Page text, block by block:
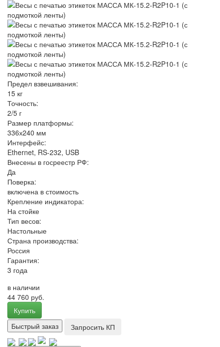
Предел взвешивания:
15 кг
Точность:
2/5 г
Размер платформы:
336х240 мм
Интерфейс:
Ethernet, RS-232, USB
Внесены в госреестр РФ:
Да
Поверка:
включена в стоимость
Крепление индикатора:
На стойке
Тип весов:
Настольные
Страна производства:
Россия
Гарантия:
3 года
в наличии
44 760 руб.
Купить
Быстрый заказ
Запросить КП